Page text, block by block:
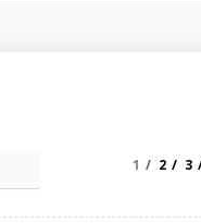
1 2 3